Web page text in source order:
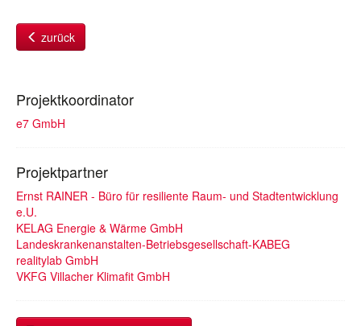
zurück
Projektkoordinator
e7 GmbH
Projektpartner
Ernst RAINER - Büro für resiliente Raum- und Stadtentwicklung
e.U.
KELAG Energie & Wärme GmbH
Landeskrankenanstalten-Betriebsgesellschaft-KABEG
realitylab GmbH
VKFG Villacher Klimafit GmbH